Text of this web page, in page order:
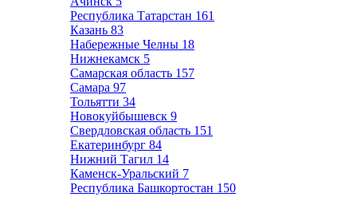
Республика Татарстан 161
Казань 83
Набережные Челны 18
Нижнекамск 5
Самарская область 157
Самара 97
Тольятти 34
Новокуйбышевск 9
Свердловская область 151
Екатеринбург 84
Нижний Тагил 14
Каменск-Уральский 7
Республика Башкортостан 150